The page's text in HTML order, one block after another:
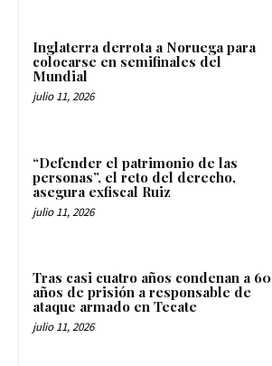
Inglaterra derrota a Noruega para
colocarse en semifinales del
Mundial
julio 11, 2026
“Defender el patrimonio de las
personas”, el reto del derecho,
asegura exfiscal Ruiz
julio 11, 2026
Tras casi cuatro años condenan a 60
años de prisión a responsable de
ataque armado en Tecate
julio 11, 2026